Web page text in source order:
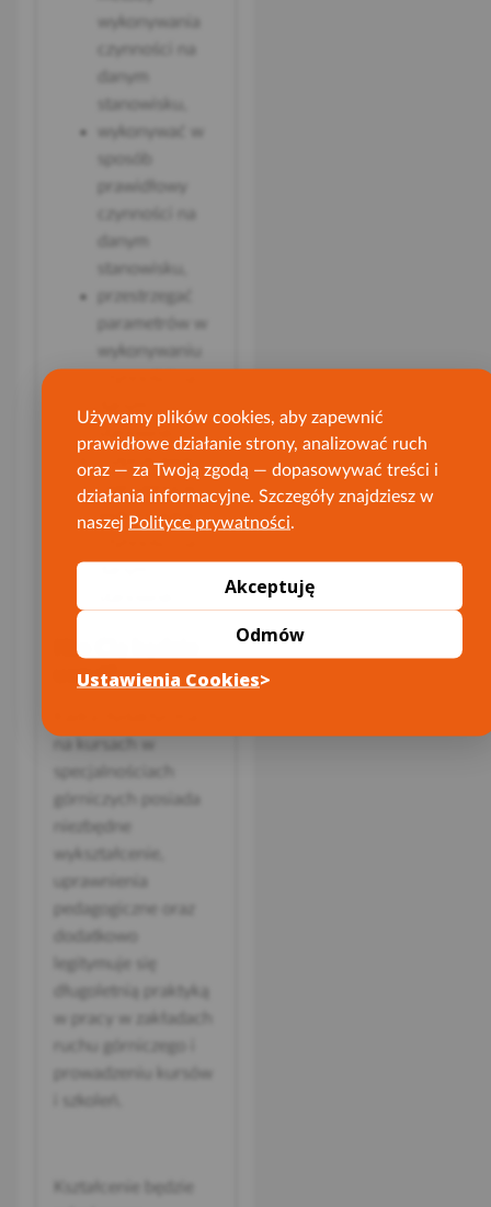
Używamy plików cookies, aby zapewnić
prawidłowe działanie strony, analizować ruch
oraz — za Twoją zgodą — dopasowywać treści i
działania informacyjne. Szczegóły znajdziesz w
naszej Polityce prywatności.
Akceptuję
Odmów
Ustawienia Cookies
wykonywania
stanowisku,
wykonywać w
prawidłowy
stanowisku,
parametrów w
wykonywaniu
stanowisku,
rozpoznawać
zagrożenia w
wykonywaniu
Kto Cię będzie
uczył?
górniczych posiada
niezbędne
wykształcenie,
uprawnienia
pedagogiczne oraz
dodatkowo
w pracy w zakładach
prowadzeniu kursów